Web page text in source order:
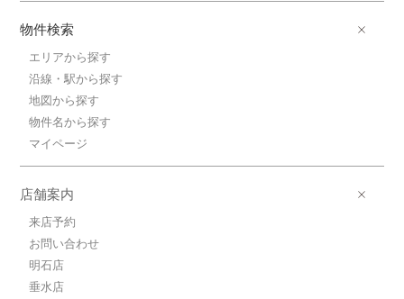
物件検索
エリアから探す
沿線・駅から探す
地図から探す
物件名から探す
マイページ
店舗案内
来店予約
お問い合わせ
明石店
垂水店